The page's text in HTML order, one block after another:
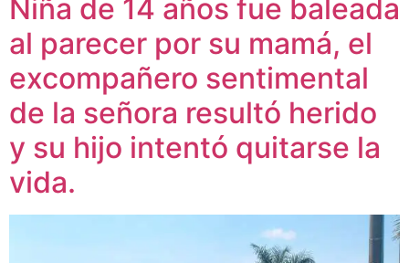
Niña de 14 años fue baleada
al parecer por su mamá, el
excompañero sentimental
de la señora resultó herido
y su hijo intentó quitarse la
vida.